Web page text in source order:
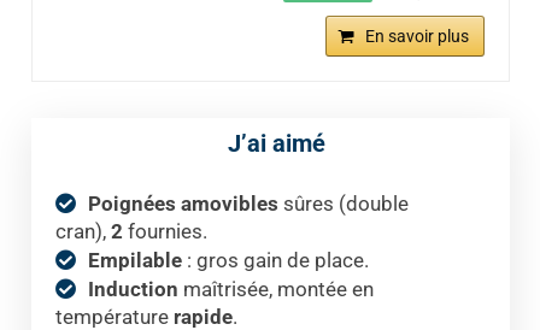
En savoir plus
J’ai aimé
Poignées amovibles sûres (double
cran), 2 fournies.
Empilable: gros gain de place.
Induction maîtrisée, montée en
température rapide.